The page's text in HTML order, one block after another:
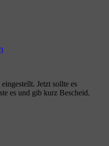
Jetzt sollte es
es und gib kurz Bescheid.